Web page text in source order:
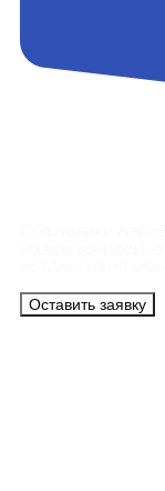
Оставить заявку